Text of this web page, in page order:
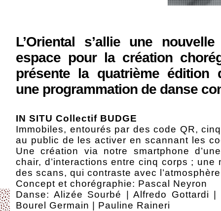
L’Oriental s’allie une
espace pour la création
présente la quatrième édition
une programmation de danse
IN SITU Collectif BUDGE
Immobiles, entourés par des code QR,
au public de les activer en scannant les
Une création via notre smartphone
chair, d’interactions entre cinq corps ;
des scans, qui contraste avec
Concept et chorégraphie: Pascal Neyron
Danse: Alizée Sourbé | Alfredo Gottardi
Bourel Germain | Pauline Raineri